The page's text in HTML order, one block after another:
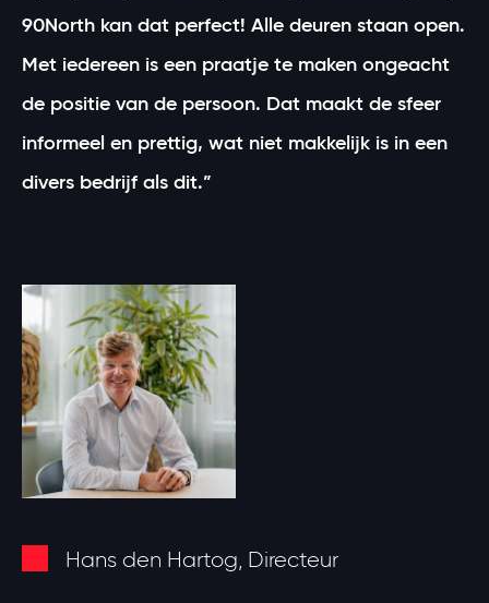
90North kan dat perfect! Alle deuren staan open.
Met iedereen is een praatje te maken ongeacht
de positie van de persoon. Dat maakt de sfeer
informeel en prettig, wat niet makkelijk is in een
divers bedrijf als dit.”
Hans den Hartog, Directeur